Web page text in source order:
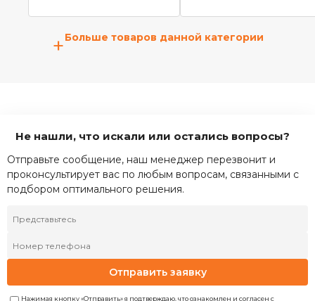
+Больше товаров данной категории
Не нашли, что искали или остались вопросы?
Отправьте сообщение, наш менеджер перезвонит и
проконсультирует вас по любым вопросам, связанными с
подбором оптимального решения.
Отправить заявку
Нажимая кнопку «Отправить» я подтверждаю, что ознакомлен и согласен с